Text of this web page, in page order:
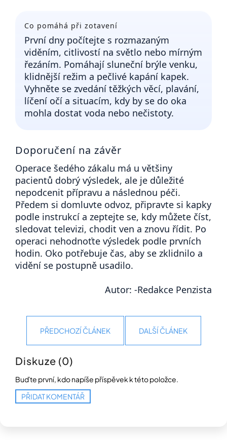
Co pomáhá při zotavení
První dny počítejte s rozmazaným
viděním, citlivostí na světlo nebo mírným
řezáním. Pomáhají sluneční brýle venku,
klidnější režim a pečlivé kapání kapek.
Vyhněte se zvedání těžkých věcí, plavání,
líčení očí a situacím, kdy by se do oka
mohla dostat voda nebo nečistoty.
Doporučení na závěr
Operace šedého zákalu má u většiny
pacientů dobrý výsledek, ale je důležité
nepodcenit přípravu a následnou péči.
Předem si domluvte odvoz, připravte si kapky
podle instrukcí a zeptejte se, kdy můžete číst,
sledovat televizi, chodit ven a znovu řídit. Po
operaci nehodnoťte výsledek podle prvních
hodin. Oko potřebuje čas, aby se zklidnilo a
vidění se postupně usadilo.
Autor: -Redakce Penzista
PŘEDCHOZÍ ČLÁNEK DALŠÍ ČLÁNEK
Diskuze (0)
Buďte první, kdo napíše příspěvek k této položce.
PŘIDAT KOMENTÁŘ